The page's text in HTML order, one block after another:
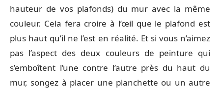
hauteur de vos plafonds) du mur avec la même
couleur. Cela fera croire à l’œil que le plafond est
plus haut qu’il ne l’est en réalité. Et si vous n’aimez
pas l’aspect des deux couleurs de peinture qui
s’emboîtent l’une contre l’autre près du haut du
mur, songez à placer une planchette ou un autre